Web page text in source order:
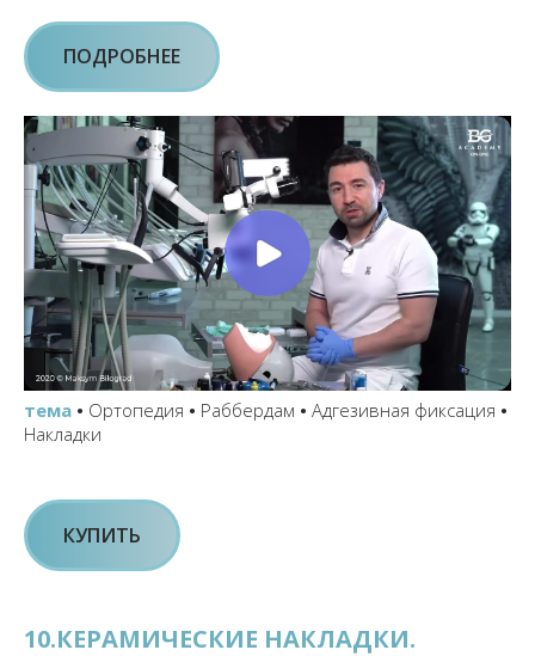
ПОДРОБНЕЕ
тема • Ортопедия • Раббердам • Адгезивная фиксация •
Накладки
КУПИТЬ
10.КЕРАМИЧЕСКИЕ НАКЛАДКИ.